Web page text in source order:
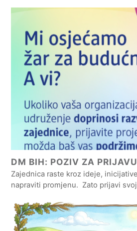
DM BIH: POZIV ZA
Zajednica raste kroz ideje,
napraviti promjenu. Zato prijavi